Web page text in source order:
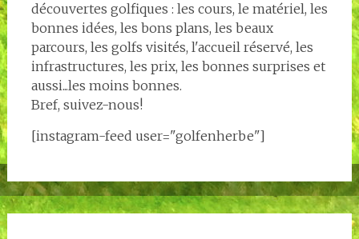
découvertes golfiques : les cours, le matériel, les
bonnes idées, les bons plans, les beaux
parcours, les golfs visités, l'accueil réservé, les
infrastructures, les prix, les bonnes surprises et
aussi...les moins bonnes.
Bref, suivez-nous!
[instagram-feed user="golfenherbe"]